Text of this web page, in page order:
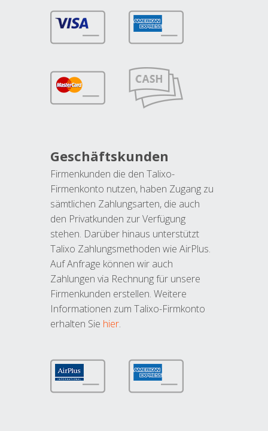
Geschäftskunden
Firmenkunden die den Talixo-
Firmenkonto nutzen, haben Zugang zu
sämtlichen Zahlungsarten, die auch
den Privatkunden zur Verfügung
stehen. Darüber hinaus unterstützt
Talixo Zahlungsmethoden wie AirPlus.
Auf Anfrage können wir auch
Zahlungen via Rechnung für unsere
Firmenkunden erstellen. Weitere
Informationen zum Talixo-Firmkonto
erhalten Sie hier.